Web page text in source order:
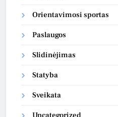
Orientavimosi sportas
Paslaugos
Slidinėjimas
Statyba
Sveikata